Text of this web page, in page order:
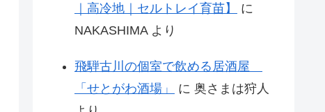
｜高冷地｜セルトレイ育苗】
に
NAKASHIMAより
飛騨古川の個室で飲める居酒屋
「せとがわ酒場」
に 奥さまは狩人